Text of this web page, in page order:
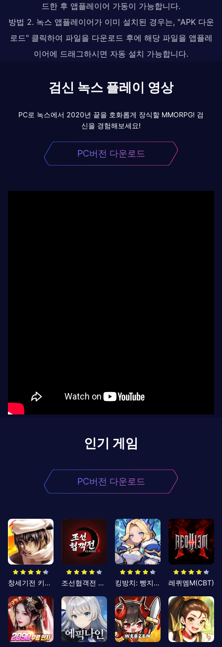
드한 후 앱플레이어 가동이 가능합니다.
방법 2. 녹스 앱플레이어가 이미 설치된 경우는, "APK 다운
로드" 클릭하여 파일을 다운로드 후에 해당 파일을 앱플레
이어에 드래그하시면 자동 설치 가능합니다.
검신 녹스 플레이 영상
PC로 녹스에서 2020년 끝을 호화롭게 장식할 MMORPG! 검
신을 경험해보세요!
PC버전 다운로드
인기 게임
PC버전 다운로드
창세기전 키우기 조선협객전 클래식 킹방치: 빵지의 제왕 레퀴엠M(CBT)